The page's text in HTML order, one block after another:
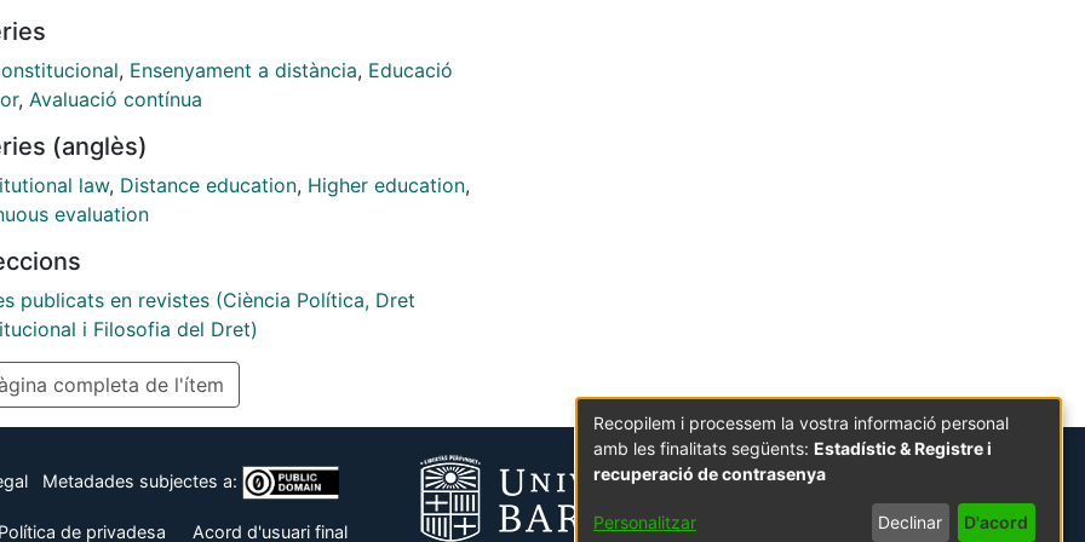
de materiales didácticos e implementar un
de herramientas on line mediante la utilización
como Moodle para resolver tests en un
orales; y una bien surtida Biblioteca
, Ensenyament a distància, Educació
, Avaluació contínua
(anglès)
law, Distance education, Higher education,
evaluation
publicats en revistes (Ciència Política, Dret
i Filosofia del Dret)
completa de l'ítem
Metadades subjectes a:
Política de privadesa Acord d'usuari final
Recopilem i processem la vostra informació personal
amb les finalitats següents: Estadístic & Registre i
recuperació de contrasenya
Personalitzar Declinar D'acord